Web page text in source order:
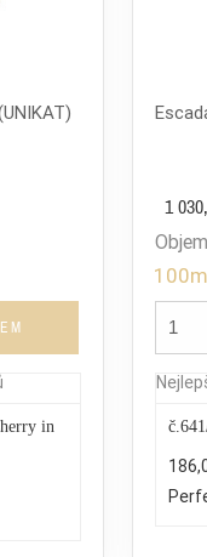
in
1
Objem